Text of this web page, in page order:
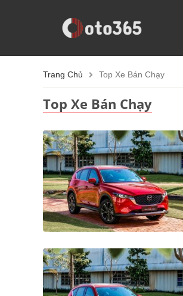
Trang Chủ Top Xe Bán Chạy
Top Xe Bán Chạy